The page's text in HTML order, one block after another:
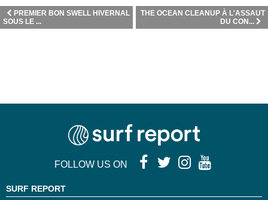
THE OCEAN CLEANUP À L'ASSAUT
DU CON...
PREMIER BON SWELL HIVERNAL
SOUS LE ...
FOLLOW US ON
SURF REPORT